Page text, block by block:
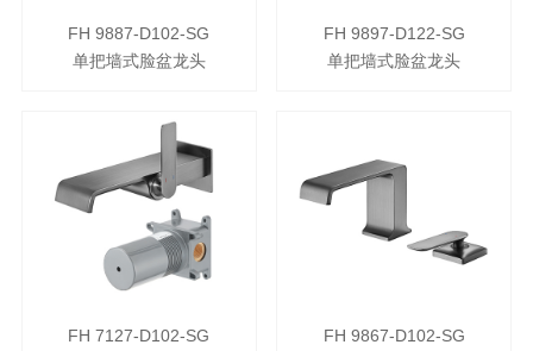
FH 9887-D102-SG
单把墙式脸盆龙头
FH 9897-D122-SG
单把墙式脸盆龙头
FH 7127-D102-SG
FH 9867-D102-SG